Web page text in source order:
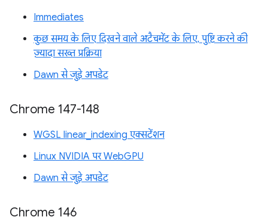
Immediates
कुछ समय के लिए दिखने वाले अटैचमेंट के लिए, पुष्टि करने की
ज़्यादा सख्त प्रक्रिया
Dawn से जुड़े अपडेट
Chrome 147-148
WGSL linear_indexing एक्सटेंशन
Linux NVIDIA पर WebGPU
Dawn से जुड़े अपडेट
Chrome 146